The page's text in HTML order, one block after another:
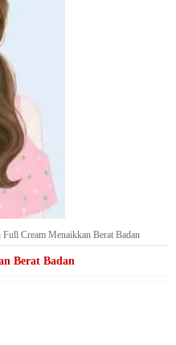
Full Cream Menaikkan Berat Badan
Berat Badan